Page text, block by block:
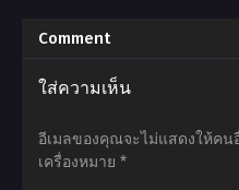
ไวท์
เดอะ
มูฟ
ซับ
นิ
เมะ
Zom
Zombie
Comment
ใส่ความเห็น
อีเมลของคุณจะไม่แสดงให้คน
เครื่องหมาย *